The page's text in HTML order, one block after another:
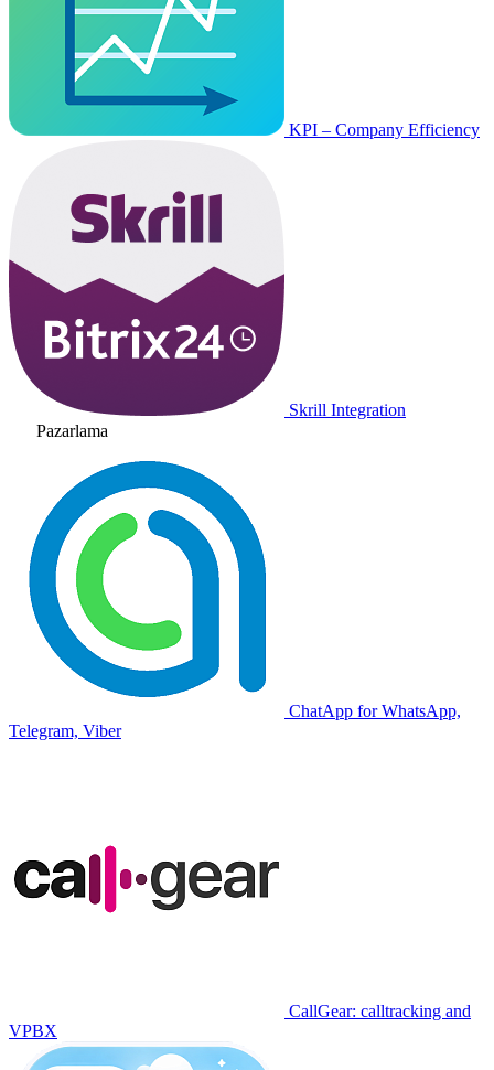
KPI – Company Efficiency
Skrill Integration
Pazarlama
ChatApp for WhatsApp,
Telegram, Viber
CallGear: calltracking and
VPBX